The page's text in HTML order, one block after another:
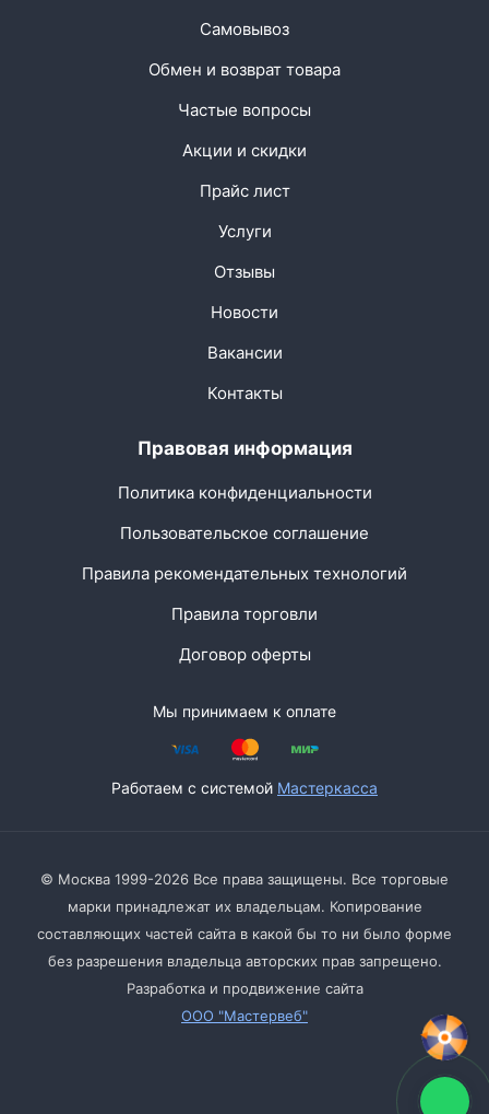
Самовывоз
Обмен и возврат товара
Частые вопросы
Акции и скидки
Прайс лист
Услуги
Отзывы
Новости
Вакансии
Контакты
Правовая информация
Политика конфиденциальности
Пользовательское соглашение
Правила рекомендательных технологий
Правила торговли
Договор оферты
Мы принимаем к оплате
Работаем с системой Мастеркасса
© Москва 1999-2026 Все права защищены. Все торговые
марки принадлежат их владельцам. Копирование
составляющих частей сайта в какой бы то ни было форме
без разрешения владельца авторских прав запрещено.
Разработка и продвижение сайта
ООО "Мастервеб"